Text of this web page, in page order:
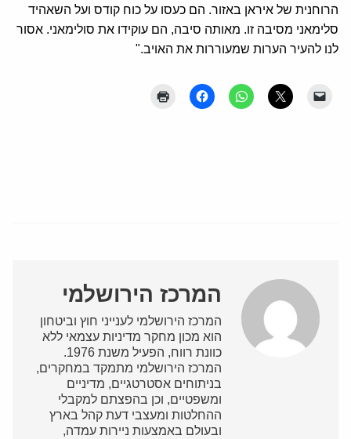
הרוחנית של איראן באזור. הם כעסו על כוח קודס ועל השאהיד
סלימאני מסיבה זו. מאותה סיבה, הם עוקידו את סולימאני. אסור
לנו להעיר הערות שמעוררות את האויב."
המרכז הירושלמי
המרכז הירושלמי לענייני חוץ וביטחון
הוא מכון מחקר מדיניות עצמאי ללא
כוונת רווח, הפעיל משנת 1976.
המרכז הירושלמי מתמקד במחקרים,
בניתוחים אסטרטגיים, מדיניים
ומשפטיים, וכן בהפצתם למקבלי
ההחלטות ומעצבי דעת קהל בארץ
ובעולם באמצעות ניירות עמדה,